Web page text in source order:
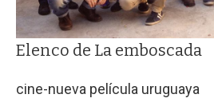
Elenco de La emboscada
cine-nueva película uruguaya